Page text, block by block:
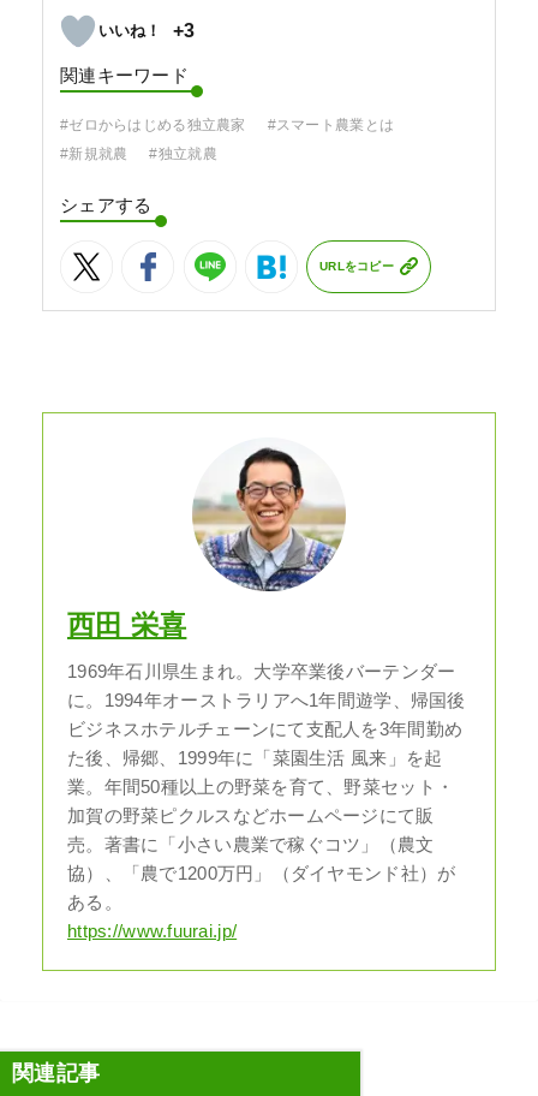
+3
関連キーワード
#ゼロからはじめる独立農家
#スマート農業とは
#新規就農
#独立就農
シェアする
URLをコピー
西田 栄喜
1969年石川県生まれ。大学卒業後バーテンダー
に。1994年オーストラリアへ1年間遊学、帰国後
ビジネスホテルチェーンにて支配人を3年間勤め
た後、帰郷、1999年に「菜園生活 風来」を起
業。年間50種以上の野菜を育て、野菜セット・
加賀の野菜ピクルスなどホームページにて販
売。著書に「小さい農業で稼ぐコツ」（農文
協）、「農で1200万円」（ダイヤモンド社）が
ある。
https://www.fuurai.jp/
関連記事